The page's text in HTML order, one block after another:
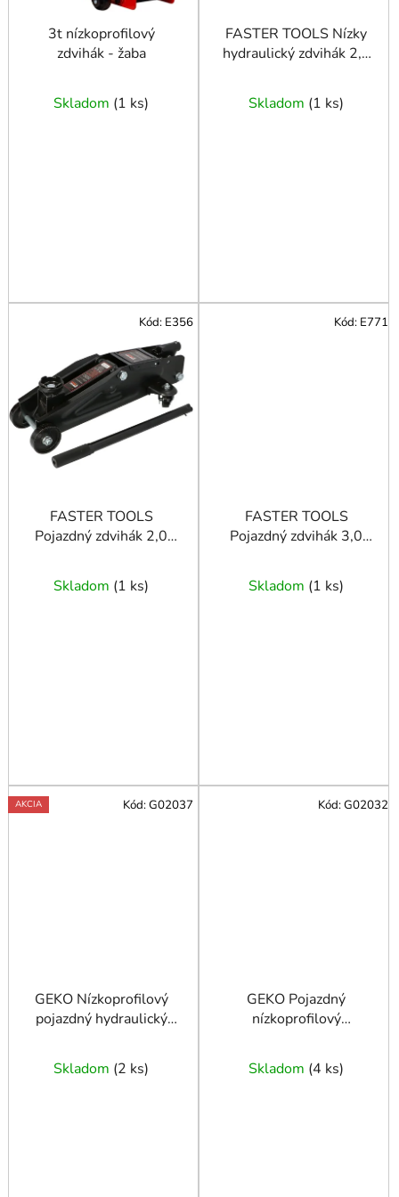
3t nízkoprofilový
zdvihák - žaba
Skladom (1 ks)
FASTER TOOLS Nízky
hydraulický zdvihák 2,5
Skladom (1 ks)
FASTER TOOLS
Pojazdný zdvihák 2,0
Skladom (1 ks)
Kód: E356
FASTER TOOLS
Pojazdný zdvihák 3,0
Skladom (1 ks)
Kód: E771
AKCIA
GEKO Nízkoprofilový
pojazdný hydraulický
500 mm PREMIUM
Skladom (2 ks)
Kód:G02037
GEKO Pojazdný
nízkoprofilový
2,5T - žaba
Skladom (4 ks)
Kód:G02032